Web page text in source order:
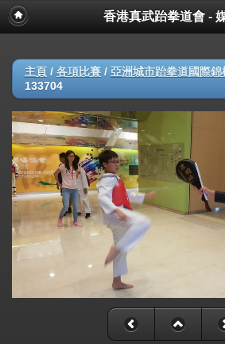
香港真武跆拳道會 -
主頁 / 各項比賽 / 亞洲城市跆拳道國際
133704